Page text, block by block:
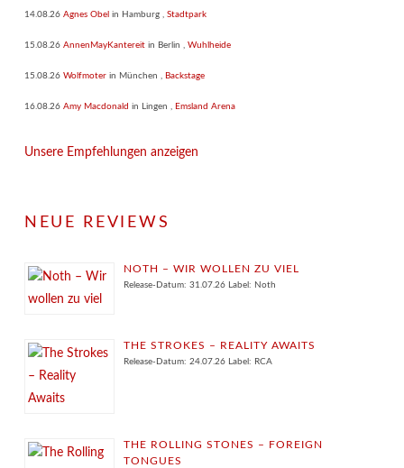
14.08.26 Agnes Obel in Hamburg , Stadtpark
15.08.26 AnnenMayKantereit in Berlin , Wuhlheide
15.08.26 Wolfmoter in München , Backstage
16.08.26 Amy Macdonald in Lingen , Emsland Arena
Unsere Empfehlungen anzeigen
NEUE REVIEWS
NOTH – WIR WOLLEN ZU VIEL
Release-Datum: 31.07.26 Label: Noth
THE STROKES – REALITY AWAITS
Release-Datum: 24.07.26 Label: RCA
THE ROLLING STONES – FOREIGN
TONGUES